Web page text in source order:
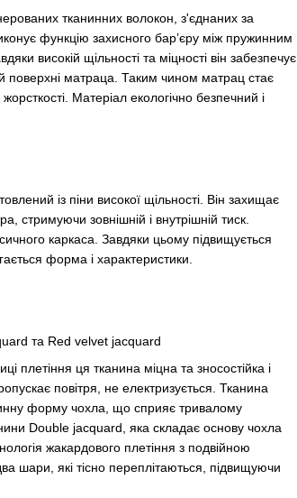
тканинних волокон, з'єднаних за
функцію захисного бар’єру між пружинним
високій щільності та міцності він забезпечує
поверхні матраца. Таким чином матрац стає
Матеріал екологічно безпечний і
із піни високої щільності. Він захищає
стримуючи зовнішній і внутрішній тиск.
каркаса. Завдяки цьому підвищується
форма і характеристики.
та Red velvet jacquard
плетіння ця тканина міцна та зносостійка і
повітря, не електризується. Тканина
форму чохла, що сприяє тривалому
Double jacquard, яка складає основу чохла
жакардового плетіння з подвійною
шари, які тісно переплітаються, підвищуючи